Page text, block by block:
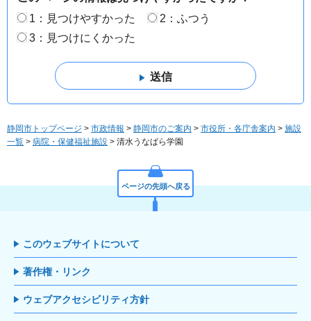
1：見つけやすかった
2：ふつう
3：見つけにくかった
静岡市トップページ > 市政情報 > 静岡市のご案内 > 市役所・各庁舎案内 > 施設
一覧 > 病院・保健福祉施設 > 清水うなばら学園
ページの先頭へ戻る
このウェブサイトについて
著作権・リンク
ウェブアクセシビリティ方針